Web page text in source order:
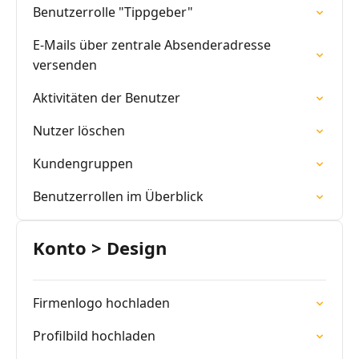
Benutzerrolle "Tippgeber"
E-Mails über zentrale Absenderadresse
versenden
Aktivitäten der Benutzer
Nutzer löschen
Kundengruppen
Benutzerrollen im Überblick
Konto > Design
Firmenlogo hochladen
Profilbild hochladen